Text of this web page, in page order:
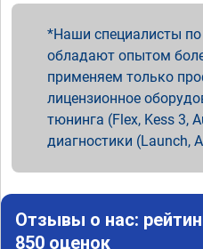
Наши специалисты
обладают опытом
применяем только
лицензионное
тюнинга (Flex, Kess 3,
диагностики (Launch,
Отзывы о нас:
850 оценок